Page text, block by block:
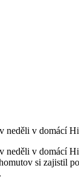
neděli v domácí
v domácí
si zajistil